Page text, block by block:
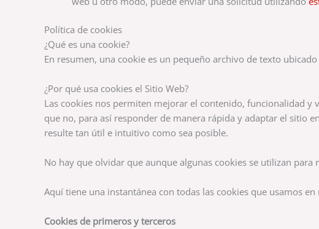
Política de cookies
¿Qué es una cookie?
En resumen, una cookie es un pequeño archivo de texto
¿Por qué usa cookies el Sitio Web?
Las cookies nos permiten mejorar el contenido, funcionalidad y
que no, para así responder de manera rápida y adaptar el sitio
resulte tan útil e intuitivo como sea posible.
No hay que olvidar que aunque algunas cookies se utilizan
Aquí tiene una instantánea con todas las cookies que usamos en
Cookies de primeros y terceros